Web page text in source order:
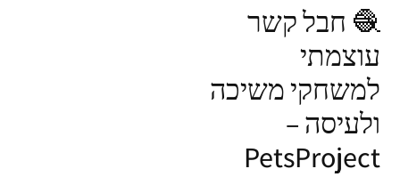
🧶 חבל קשר
עוצמתי
למשחקי משיכה
ולעיסה –
PetsProject